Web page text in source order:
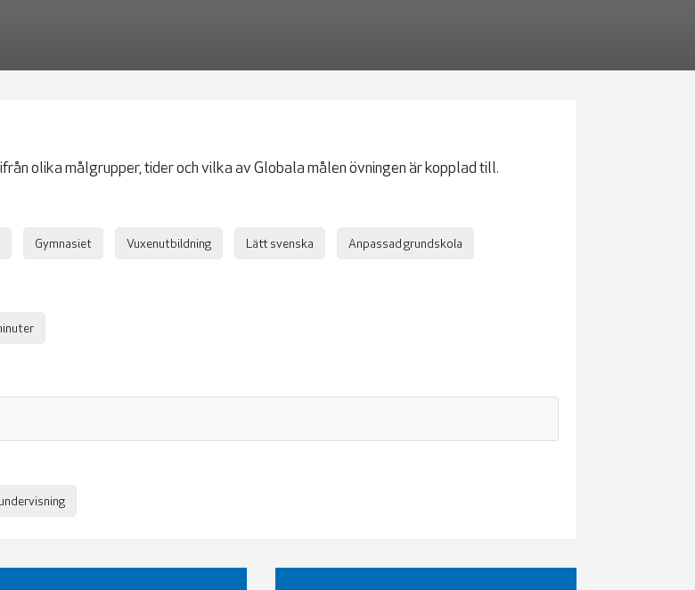
olika målgrupper, tider och vilka av Globala målen övningen är kopplad till.
Gymnasiet Vuxenutbildning Lätt svenska Anpassad grundskola